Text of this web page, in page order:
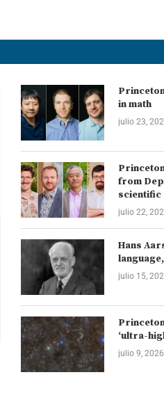
in math
julio 23,
from
scientific
julio 22,
Hans
julio 15,
‘ultra-
julio 9, 2026